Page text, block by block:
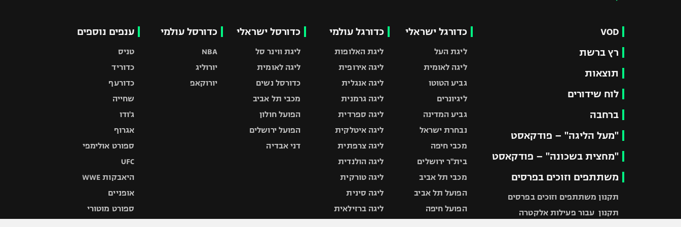
VOD
רץ ברשת
תוצאות
לוח שידורים
ברחבה
"מעל הליגה" – פודקאסט
"מחצית בשכונה" – פודקאסט
משתתפים וזוכים בפרסים
תקנון משתתפים וזוכים בפרסים
תקנון עבור פעילות אלקטרה
כדורגל ישראלי
ליגת העל
ליגה לאומית
גביע הטוטו
ליגיונרים
גביע המדינה
נבחרת ישראל
מכבי חיפה
בית"ר ירושלים
מכבי תל אביב
הפועל תל אביב
הפועל חיפה
כדורגל עולמי
ליגת האלופות
ליגה אירופית
ליגה אנגלית
ליגה גרמנית
ליגה ספרדית
ליגה איטלקית
ליגה צרפתית
ליגה הולנדית
ליגה טורקית
ליגה סינית
ליגה ברזילאית
כדורסל ישראלי
ליגת ווינר סל
ליגה לאומית
כדורסל נשים
מכבי תל אביב
הפועל חולון
הפועל ירושלים
דני אבדיה
כדורסל עולמי
NBA
יורוליג
יורוקאפ
ענפים נוספים
טניס
כדוריד
כדורעף
שחייה
ג'ודו
אגרוף
ספורט אולימפי
UFC
היאבקות WWE
אופניים
ספורט מוטורי